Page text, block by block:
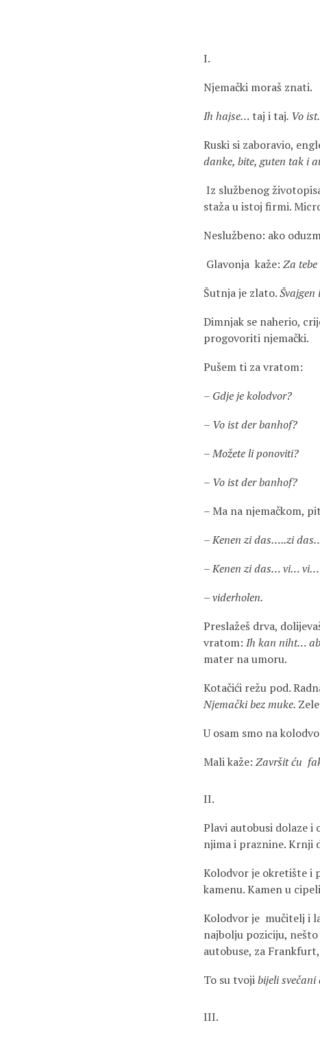
I.
Njemački moraš znati.
Ih hajse…taj i taj. Vo
Ruski si zaboravio,
danke, bite, guten tak i
Iz službenog
staža u istoj firmi.
Neslužbeno: ako
Glavonja kaže: Za
Šutnja je zlato.Švajgen
Dimnjak se naherio,
progovoriti njemački.
Pušem ti za vratom:
– Gdje je kolodvor?
– Vo ist der banhof?
–Možete li ponoviti?
– Vo ist der banhof?
– Ma na njemačkom,
–Kenen zi das…..zi
–Kenen zi das… vi…
–viderholen.
Preslažeš drva,
vratom: Ih kan niht…
mater na umoru.
Kotačići režu pod.
Njemački bez muke.
U osam smo na
Mali kaže: Završit ću
II.
Plavi autobusi dolaze i
njima i praznine. Krnji
Kolodvor je okretište i
kamenu. Kamen u
Kolodvor je mučitelj i
najbolju poziciju,
autobuse, za
To su tvojibijelisvečani
III.